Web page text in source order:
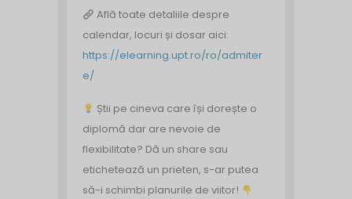
Află toate detaliile despre
calendar, locuri și dosar aici:
https://elearning.upt.ro/ro/admiter
e/
Știi pe cineva care își dorește o
diplomă dar are nevoie de
flexibilitate? Dă un share sau
etichetează un prieten, s-ar putea
să-i schimbi planurile de viitor!